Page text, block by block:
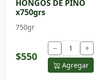
HONGOS DE PINO
x750grs
750gr
$550
− +
Agregar